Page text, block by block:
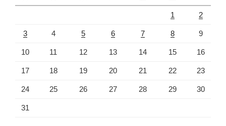
1 2
3 4 5 6 7 8 9
10 11 12 13 14 15 16
17 18 19 20 21 22 23
24 25 26 27 28 29 30
31